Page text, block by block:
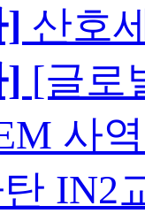
산호
[글로
사
IN2